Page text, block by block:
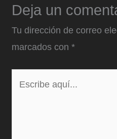
Deja un
Tu dirección de correo
marcados con *